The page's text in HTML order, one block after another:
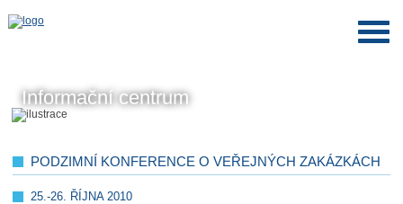
Informační centrum
PODZIMNÍ KONFERENCE O VEŘEJNÝCH ZAKÁZKÁCH
25.-26. ŘÍJNA 2010